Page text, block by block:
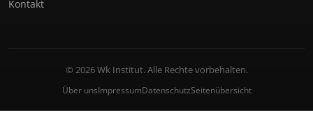
Kontakt
© 2026 Wk Institut. Alle Rechte vorbehalten.
Über unsImpressumDatenschutzSeitenübersicht